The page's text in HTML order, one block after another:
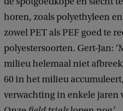
horen, zoals polyethyleen
zowel PET als PEF goed te
polyestersoorten. Gert-Jan:
milieu helemaal niet
60 in het milieu
verwachting in enkele jaren